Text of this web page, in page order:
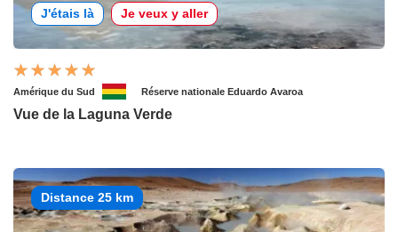
J'étais là Je veux y aller
Amérique du Sud Réserve nationale Eduardo Avaroa
Vue de la Laguna Verde
Distance 25 km